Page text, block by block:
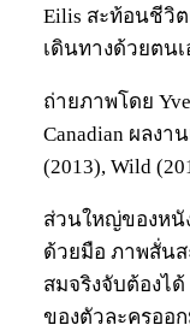
Eilis สะท้อนชีวิ
เดินทางด้วยตนเ
ถ่ายภาพโดย
Canadian ผลงา
(2013), Wild
ส่วนใหญ่ของหนั
ด้วยมือ ภาพสั่นส
สมจริงจับต้องไ
ของตัวละครออ